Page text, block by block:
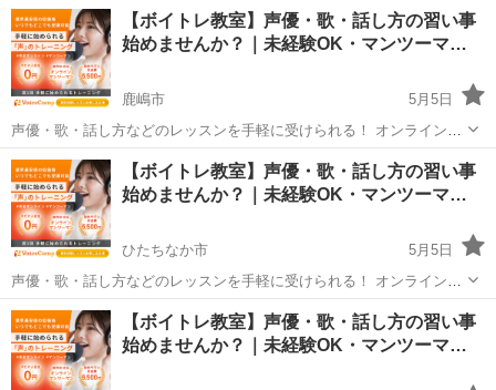
【ボイトレ教室】声優・歌・話し方の習い事
始めませんか？｜未経験OK・マンツーマ…
鹿嶋市
5月5日
声優・歌・話し方などのレッスンを手軽に受けられる！ オンラインボ
イトレ教室「Voice Camp（ボイスキャンプ）」 「声優のレッスンを一
度受けてみたい」 「話し方に自信がなくて改善したい」 「歌が上手く
なって気...
茨城 鹿嶋市 その他
【ボイトレ教室】声優・歌・話し方の習い事
始めませんか？｜未経験OK・マンツーマ…
ひたちなか市
5月5日
声優・歌・話し方などのレッスンを手軽に受けられる！ オンラインボ
イトレ教室「Voice Camp（ボイスキャンプ）」 「声優のレッスンを一
度受けてみたい」 「話し方に自信がなくて改善したい」 「歌が上手く
なって気...
茨城 ひたちなか市 その他 声優
【ボイトレ教室】声優・歌・話し方の習い事
始めませんか？｜未経験OK・マンツーマ…